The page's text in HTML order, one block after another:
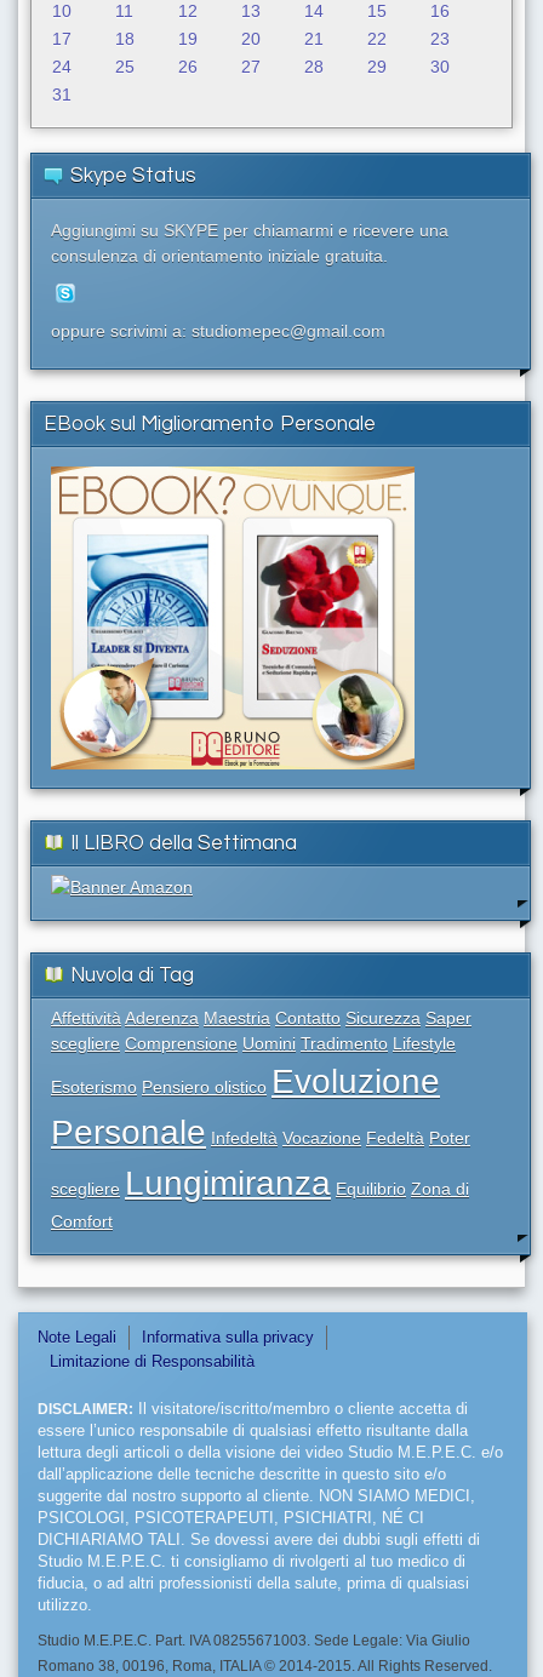
10
11 12 13 14 15
16
17
18 19 20 21 22
23
24
25 26 27 28 29
30
31
Skype Status
Aggiungimi su SKYPE per chiamarmi e ricevere una
consulenza di orientamento iniziale gratuita.
oppure scrivimi a: studiomepec@gmail.com
EBook sul Miglioramento Personale
Il LIBRO della Settimana
Nuvola di Tag
Affettività Aderenza Maestria Contatto Sicurezza Saper
scegliere Comprensione Uomini Tradimento Lifestyle
Esoterismo Pensiero olistico Evoluzione
Personale Infedeltà Vocazione Fedeltà Poter
scegliere Lungimiranza Equilibrio Zona di
Comfort
Note Legali
Informativa sulla privacy
Limitazione di Responsabilità
DISCLAIMER: Il visitatore/iscritto/membro o cliente accetta di
essere l’unico responsabile di qualsiasi effetto risultante dalla
lettura degli articoli o della visione dei video Studio M.E.P.E.C. e/o
dall’applicazione delle tecniche descritte in questo sito e/o
suggerite dal nostro supporto al cliente. NON SIAMO MEDICI,
PSICOLOGI, PSICOTERAPEUTI, PSICHIATRI, NÉ CI
DICHIARIAMO TALI. Se dovessi avere dei dubbi sugli effetti di
Studio M.E.P.E.C. ti consigliamo di rivolgerti al tuo medico di
fiducia, o ad altri professionisti della salute, prima di qualsiasi
utilizzo.
Studio M.E.P.E.C. Part. IVA 08255671003. Sede Legale: Via Giulio
Romano 38, 00196, Roma, ITALIA © 2014-2015. All Rights Reserved.